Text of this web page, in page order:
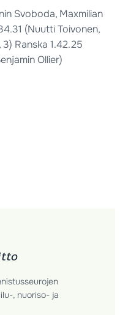
Svoboda, Maxmilian
(Nuutti Toivonen,
Ranska 1.42.25
Ollier)
, nuoriso- ja